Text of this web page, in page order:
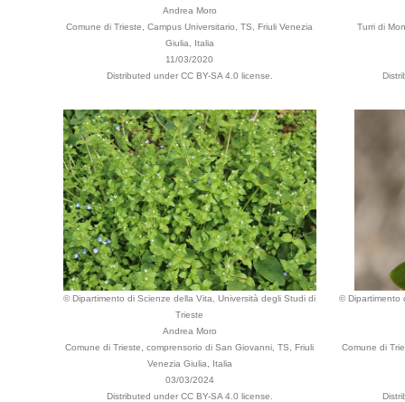
Andrea Moro
Comune di Trieste, Campus Universitario, TS, Friuli Venezia
Giulia, Italia
11/03/2020
Distributed under CC BY-SA 4.0 license.
Turri di
© Dipartimento di Scienze della Vita, Università degli Studi di
Trieste
Andrea Moro
Comune di Trieste, comprensorio di San Giovanni, TS, Friuli
Venezia Giulia, Italia
03/03/2024
Distributed under CC BY-SA 4.0 license.
© Dipartimento
Comune di